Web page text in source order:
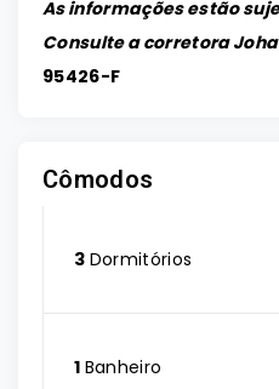
As informações estão
Consulte a corretora
95426-F
Cômodos
3 Dormitórios
1 Banheiro